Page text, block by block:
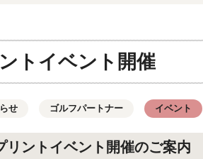
トイベント開催
せ ゴルフパートナー イベント
リントイベント開催のご案内